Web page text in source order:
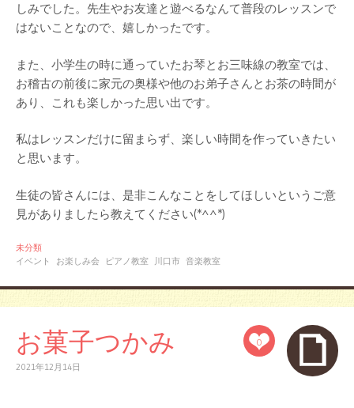
しみでした。先生やお友達と遊べるなんて普段のレッスンで
はないことなので、嬉しかったです。
また、小学生の時に通っていたお琴とお三味線の教室では、
お稽古の前後に家元の奥様や他のお弟子さんとお茶の時間が
あり、これも楽しかった思い出です。
私はレッスンだけに留まらず、楽しい時間を作っていきたい
と思います。
生徒の皆さんには、是非こんなことをしてほしいというご意
見がありましたら教えてください(*^^*)
未分類
イベント
お楽しみ会 ピアノ教室 川口市 音楽教室
0
お菓子つかみ
2021年12月14日